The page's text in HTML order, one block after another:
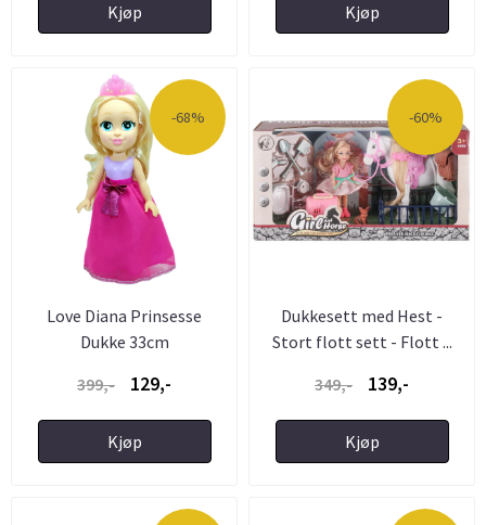
Kjøp Kjøp
-68%
Love Diana Prinsesse
Dukke 33cm
399,-
129,-
Kjøp
-60%
Dukkesett med Hest -
Stort flott sett - Flott ...
349,-
139,-
Kjøp